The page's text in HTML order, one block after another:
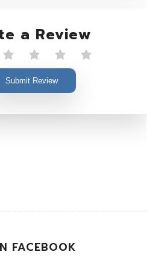
a Review
Submit Review
FACEBOOK